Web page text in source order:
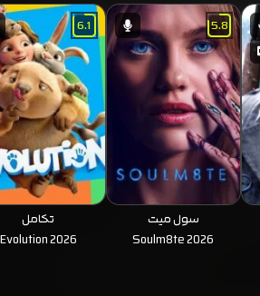
5.8
سول میت
Soulm8te 2026
6.1
تکامل
Evolution 2026